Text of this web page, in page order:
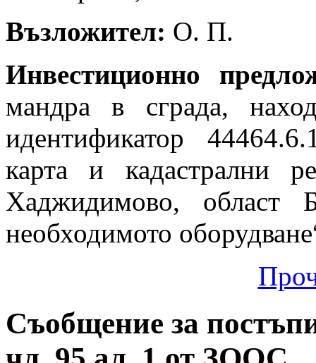
Възложител: О. П.
Инвестиционно
мандра в сграда,
идентификатор
карта и кадастрални
Хаджидимово, област
необходимото
Съобщение за